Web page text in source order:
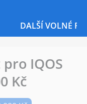
DALŠÍ VOLNÉ
IQOS
Kč